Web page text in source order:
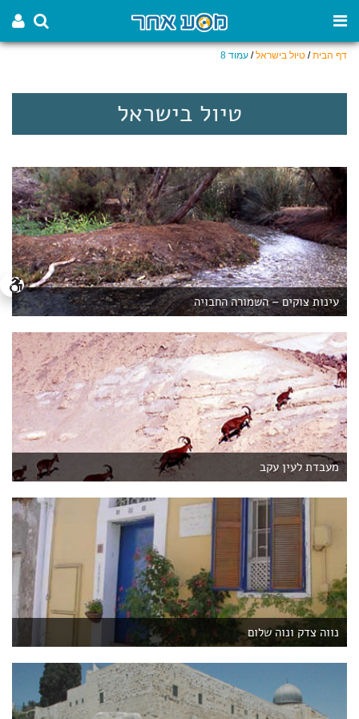
דף הבית/ טיול בישראל/ עמוד 8
טיול בישראל
עינות צוקים – השמורה החבויה
מעבדת לעין עקב
נווה צדק ונוה שלום